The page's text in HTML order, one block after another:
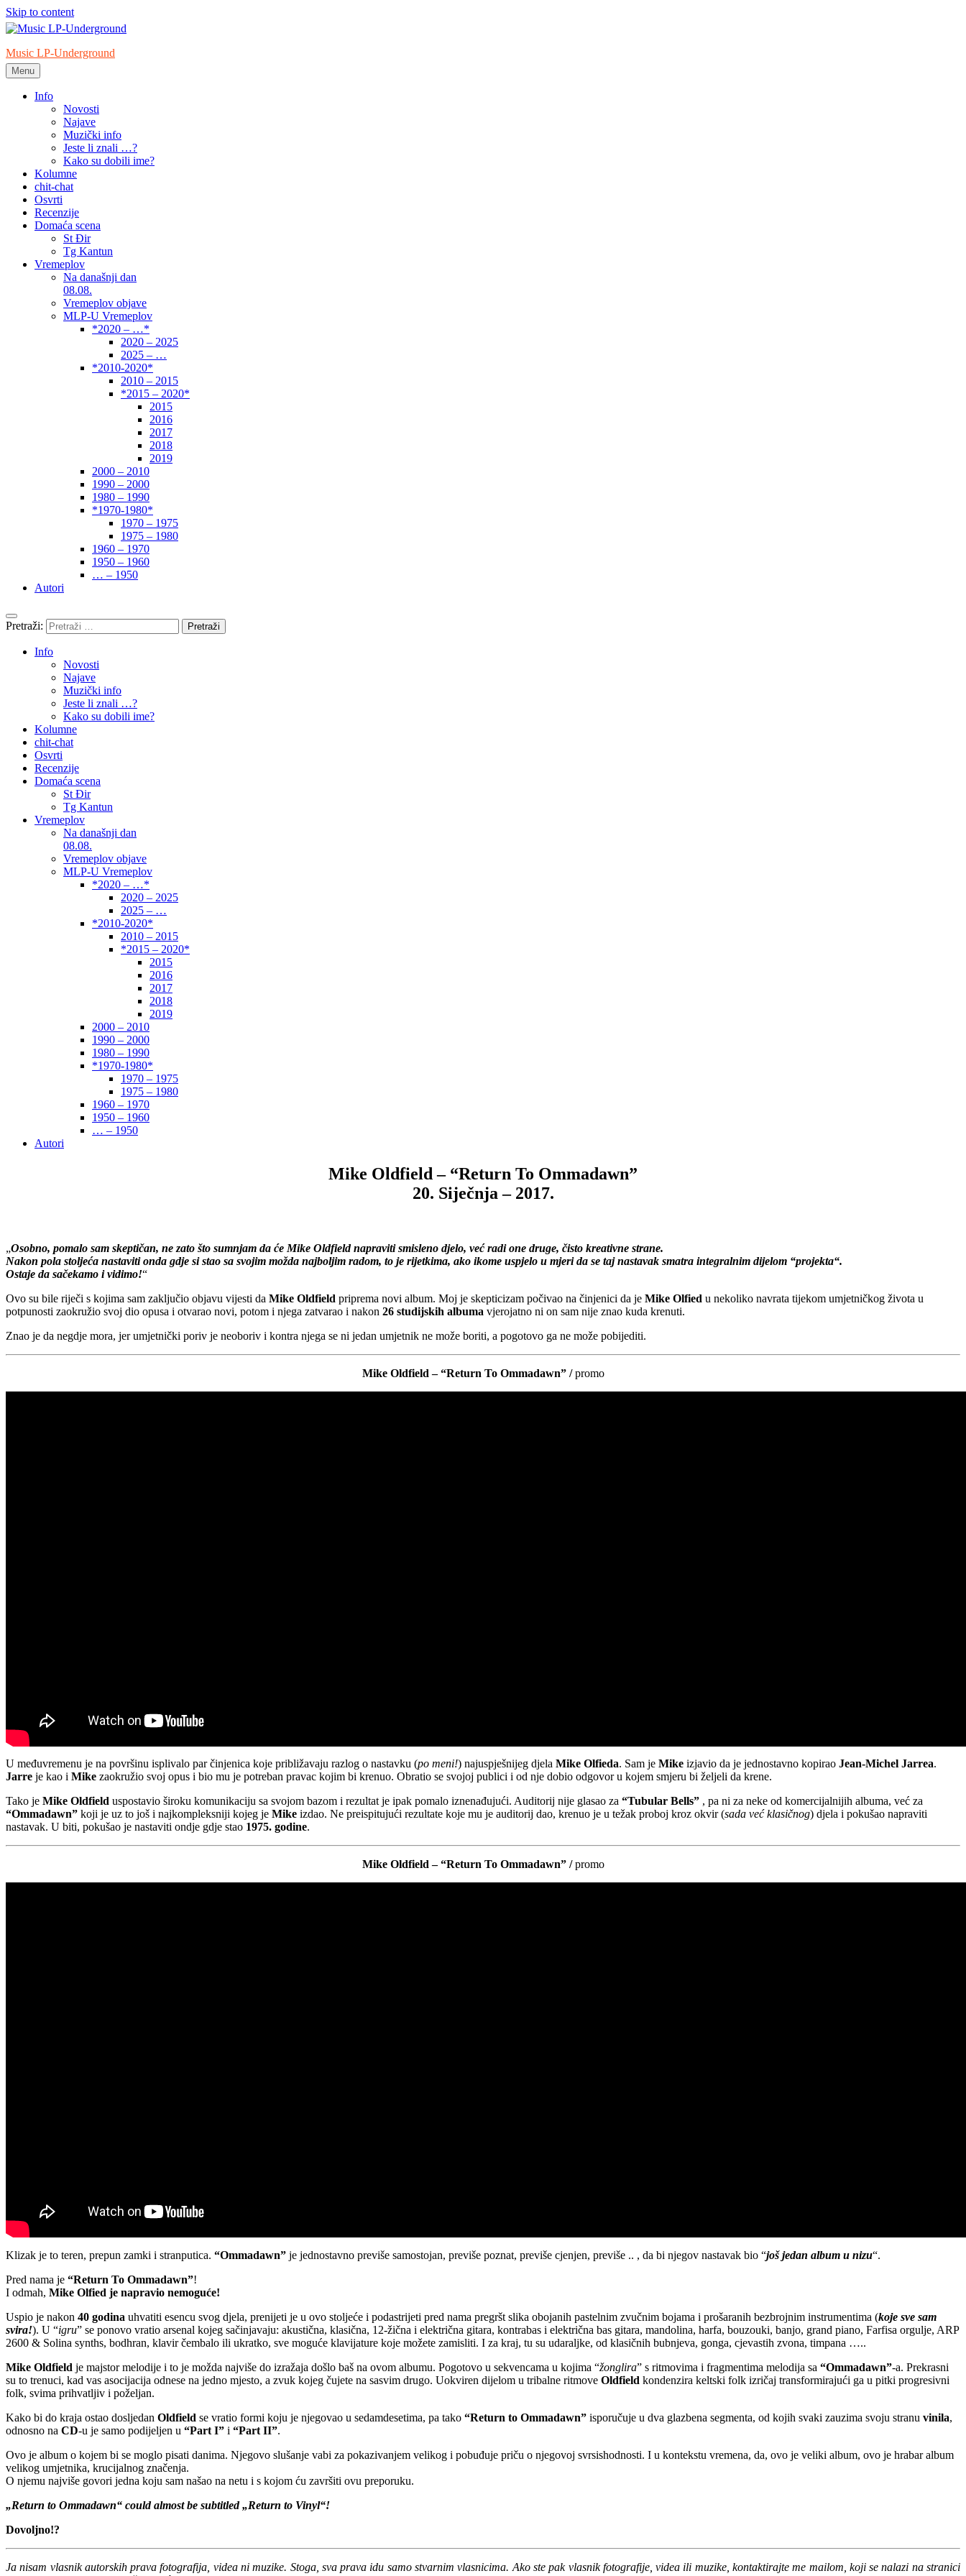
Skip to content
Music LP-Underground
samo muzika i …..
Menu
Info
Novosti
Najave
Muzički info
Jeste li znali …?
Kako su dobili ime?
Kolumne
chit-chat
Osvrti
Recenzije
Domaća scena
St Đir
Tg Kantun
Vremeplov
Na današnji dan
08.08.
Vremeplov objave
MLP-U Vremeplov
*2020 – …*
2020 – 2025
2025 – …
*2010-2020*
2010 – 2015
*2015 – 2020*
2015
2016
2017
2018
2019
2000 – 2010
1990 – 2000
1980 – 1990
*1970-1980*
1970 – 1975
1975 – 1980
1960 – 1970
1950 – 1960
… – 1950
Autori
Pretraži:
Info
Novosti
Najave
Muzički info
Jeste li znali …?
Kako su dobili ime?
Kolumne
chit-chat
Osvrti
Recenzije
Domaća scena
St Đir
Tg Kantun
Vremeplov
Na današnji dan
08.08.
Vremeplov objave
MLP-U Vremeplov
*2020 – …*
2020 – 2025
2025 – …
*2010-2020*
2010 – 2015
*2015 – 2020*
2015
2016
2017
2018
2019
2000 – 2010
1990 – 2000
1980 – 1990
*1970-1980*
1970 – 1975
1975 – 1980
1960 – 1970
1950 – 1960
… – 1950
Autori
Mike Oldfield – “Return To Ommadawn”
20. Siječnja – 2017.
„Osobno, pomalo sam skeptičan, ne zato što sumnjam da će Mike Oldfield napraviti smisleno djelo, već radi one druge, čisto kreativne strane.
Nakon pola stoljeća nastaviti onda gdje si stao sa svojim možda najboljim radom, to je rijetkima, ako ikome uspjelo u mjeri da se taj nastavak smatra integralnim dijelom “projekta“.
Ostaje da sačekamo i vidimo!“
Ovo su bile riječi s kojima sam zaključio objavu vijesti da Mike Oldfield priprema novi album. Moj je skepticizam počivao na činjenici da je Mike Olfied u nekoliko navrata tijekom umjetničkog života u
potpunosti zaokružio svoj dio opusa i otvarao novi, potom i njega zatvarao i nakon 26 studijskih albuma vjerojatno ni on sam nije znao kuda krenuti.
Znao je da negdje mora, jer umjetnički poriv je neoboriv i kontra njega se ni jedan umjetnik ne može boriti, a pogotovo ga ne može pobijediti.
Mike Oldfield – “Return To Ommadawn” /promo
U međuvremenu je na površinu isplivalo par činjenica koje približavaju razlog o nastavku (po meni!) najuspješnijeg djela Mike Olfieda. Sam je Mike izjavio da je jednostavno kopirao Jean-Michel Jarrea.
Jarre je kao i Mike zaokružio svoj opus i bio mu je potreban pravac kojim bi krenuo. Obratio se svojoj publici i od nje dobio odgovor u kojem smjeru bi željeli da krene.
Tako je Mike Oldfield uspostavio široku komunikaciju sa svojom bazom i rezultat je ipak pomalo iznenađujući. Auditorij nije glasao za “Tubular Bells” , pa ni za neke od komercijalnijih albuma, već za
“Ommadawn” koji je uz to još i najkompleksniji kojeg je Mike izdao. Ne preispitujući rezultate koje mu je auditorij dao, krenuo je u težak proboj kroz okvir (sada već klasičnog) djela i pokušao napraviti
nastavak. U biti, pokušao je nastaviti ondje gdje stao 1975. godine.
Mike Oldfield – “Return To Ommadawn” /promo
Klizak je to teren, prepun zamki i stranputica. “Ommadawn” je jednostavno previše samostojan, previše poznat, previše cjenjen, previše .. , da bi njegov nastavak bio “još jedan album u nizu“.
Pred nama je “Return To Ommadawn”!
I odmah, Mike Olfied je napravio nemoguće!
Uspio je nakon 40 godina uhvatiti esencu svog djela, prenijeti je u ovo stoljeće i podastrijeti pred nama pregršt slika obojanih pastelnim zvučnim bojama i prošaranih bezbrojnim instrumentima (koje sve sam
svira!). U “igru” se ponovo vratio arsenal kojeg sačinjavaju: akustična, klasična, 12-žična i električna gitara, kontrabas i električna bas gitara, mandolina, harfa, bouzouki, banjo, grand piano, Farfisa orgulje, ARP
2600 & Solina synths, bodhran, klavir čembalo ili ukratko, sve moguće klavijature koje možete zamisliti. I za kraj, tu su udaraljke, od klasičnih bubnjeva, gonga, cjevastih zvona, timpana …..
Mike Oldfield je majstor melodije i to je možda najviše do izražaja došlo baš na ovom albumu. Pogotovo u sekvencama u kojima “žonglira” s ritmovima i fragmentima melodija sa “Ommadawn”-a. Prekrasni
su to trenuci, kad vas asocijacija odnese na jedno mjesto, a zvuk kojeg čujete na sasvim drugo. Uokviren dijelom u tribalne ritmove Oldfield kondenzira keltski folk izričaj transformirajući ga u pitki progresivni
folk, svima prihvatljiv i poželjan.
Kako bi do kraja ostao dosljedan Oldfield se vratio formi koju je njegovao u sedamdesetima, pa tako “Return to Ommadawn” isporučuje u dva glazbena segmenta, od kojih svaki zauzima svoju stranu vinila,
odnosno na CD-u je samo podijeljen u “Part I” i “Part II”.
Ovo je album o kojem bi se moglo pisati danima. Njegovo slušanje vabi za pokazivanjem velikog i pobuđuje priču o njegovoj svrsishodnosti. I u kontekstu vremena, da, ovo je veliki album, ovo je hrabar album
velikog umjetnika, krucijalnog značenja.
O njemu najviše govori jedna koju sam našao na netu i s kojom ću završiti ovu preporuku.
„Return to Ommadawn“ could almost be subtitled „Return to Vinyl“!
Dovoljno!?
Ja nisam vlasnik autorskih prava fotografija, videa ni muzike. Stoga, sva prava idu samo stvarnim vlasnicima. Ako ste pak vlasnik fotografije, videa ili muzike, kontaktirajte me mailom, koji se nalazi na stranici